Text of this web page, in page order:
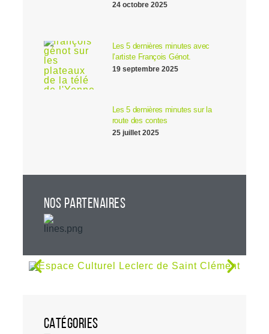
24 octobre 2025
Les 5 dernières minutes avec
l’artiste François Génot.
19 septembre 2025
Les 5 dernières minutes sur la
route des contes
25 juillet 2025
NOS PARTENAIRES
CATÉGORIES